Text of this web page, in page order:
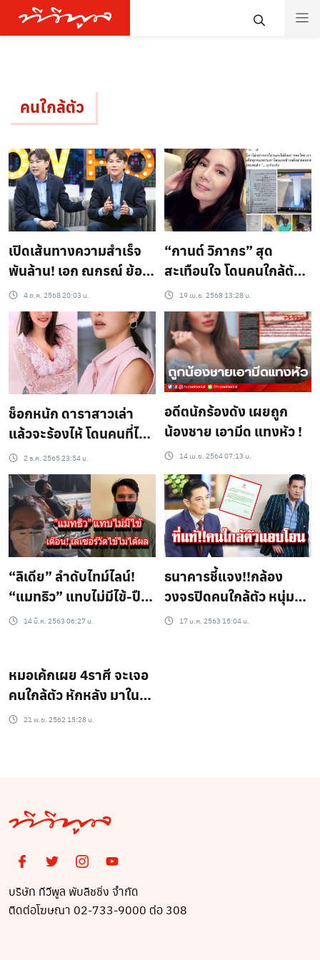
คนใกล้ตัว
เปิดเส้นทางความสำเร็จ
พันล้าน! เอก ณกรณ์ ย้อน
เล่าสุดช็อคพ่อโดน
ฆาตกรรม – คนใกล้ตัวโกง
150 ล้าน
4 ต.ค. 2568 20:03 น.
“กานต์ วิภากร” สุด
สะเทือนใจ โดนคนใกล้ตัว
แทงข้างหลัง สูญเงินกว่า
7 แสนบาท เผยสภาพ
จิตใจย่ำแย่จนต้องแอดมิต
เข้าโรงพยาบาล
19 เม.ย. 2568 13:28 น.
ช็อกหนัก ดาราสาวเล่า
แล้วจะร้องไห้ โดนคนที่ไว้
แอบถ่ายคลิป ตอนอาบน้ำ
2 ธ.ค. 2565 23:54 น.
อดีตนักร้องดัง เผยถูก
น้องชาย เอามีด แทงหัว !
14 เม.ย. 2564 07:13 น.
“ลิเดีย” ลำดับไทม์ไลน์!
“แมทธิว” แทบไม่มีไข้-ปืน
เลเซอร์ตรวจไม่พบไข้
14 มี.ค. 2563 06:27 น.
ธนาคารชี้แจง!!กล้อง
วงจรปิดคนใกล้ตัว หนุ่ม
ศรราม แอบโอนเงิน
17 ม.ค. 2563 15:04 น.
หมอเค้กเผย 4ราศี จะเจอ
คนใกล้ตัว หักหลัง มาใน
คราบคนดี
21 พ.ย. 2562 15:28 น.
บริษัท ทีวีพูล พับลิชชิ่ง จำกัด
ติดต่อโฆษณา 02-733-9000 ต่อ 308